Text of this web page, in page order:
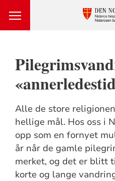
Alle de store
hellige mål. Hos oss i
opp som en fornyet
år når de gamle
merket, og det er blitt
korte og lange